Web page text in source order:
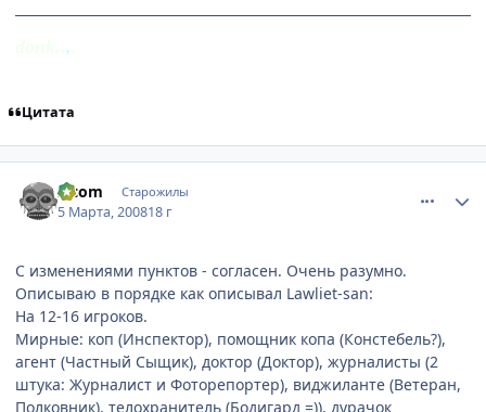
,
Цитата
z-com Старожилы
5 Марта, 200818 г
С изменениями пунктов - согласен. Очень разумно.
Описываю в порядке как описывал Lawliet-san:
На 12-16 игроков.
Мирные: коп (Инспектор), помощник копа (Констебель?),
агент (Частный Сыщик), доктор (Доктор), журналисты (2
штука: Журналист и Фоторепортер), виджиланте (Ветеран,
Полковник), телохранитель (Бодигард =)), дурачок